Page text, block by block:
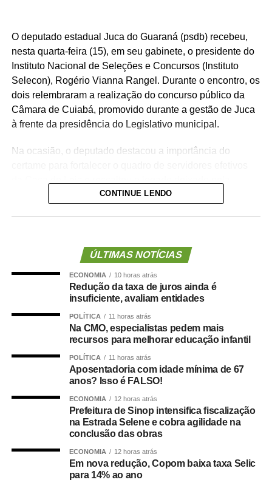
O deputado estadual Juca do Guaraná (psdb) recebeu,
nesta quarta-feira (15), em seu gabinete, o presidente do
Instituto Nacional de Seleções e Concursos (Instituto
Selecon), Rogério Vianna Rangel. Durante o encontro, os
dois relembraram a realização do concurso público da
Câmara de Cuiabá, promovido durante a gestão de Juca
à frente da presidência do Legislativo municipal.
Na ocasião, o deputado destacou a importância do
Cuiabá, que é de todos nós mato-grossenses, o
parlamento mais antigo do Centro-Oeste brasileiro”,
O concurso público foi realizado para provimento de
vagas e formação de cadastro de reserva para cargos de
níveis médio e superior, contemplando funções como
confiança depositada no Instituto Selecon e destacou a
forma como o processo foi conduzido.
“Eu, em nome do Selecon, também agradeço ao
deputado porque, de fato, fizemos um concurso histórico,
graças à oportunidade que o Juca nos deu para
CONTINUE LENDO
ÚLTIMAS NOTÍCIAS
ECONOMIA 10 horas atrás
Redução da taxa de juros ainda é
insuficiente, avaliam entidades
POLÍTICA 11 horas atrás
Na CMO, especialistas pedem mais
recursos para melhorar educação infantil
POLÍTICA 11 horas atrás
Aposentadoria com idade mínima de 67
anos? Isso é FALSO!
ECONOMIA 12 horas atrás
Prefeitura de Sinop intensifica fiscalização
na Estrada Selene e cobra agilidade na
conclusão das obras
ECONOMIA 12 horas atrás
Em nova redução, Copom baixa taxa Selic
para 14% ao ano